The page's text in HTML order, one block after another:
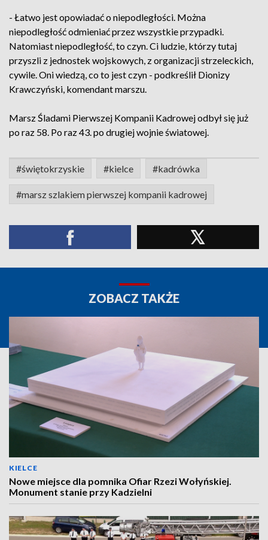
- Łatwo jest opowiadać o niepodległości. Można
niepodległość odmieniać przez wszystkie przypadki.
Natomiast niepodległość, to czyn. Ci ludzie, którzy tutaj
przyszli z jednostek wojskowych, z organizacji strzeleckich,
cywile. Oni wiedzą, co to jest czyn - podkreślił Dionizy
Krawczyński, komendant marszu.
Marsz Śladami Pierwszej Kompanii Kadrowej odbył się już
po raz 58. Po raz 43. po drugiej wojnie światowej.
#świętokrzyskie #kielce #kadrówka
#marsz szlakiem pierwszej kompanii kadrowej
ZOBACZ TAKŻE
KIELCE
Nowe miejsce dla pomnika Ofiar Rzezi Wołyńskiej.
Monument stanie przy Kadzielni